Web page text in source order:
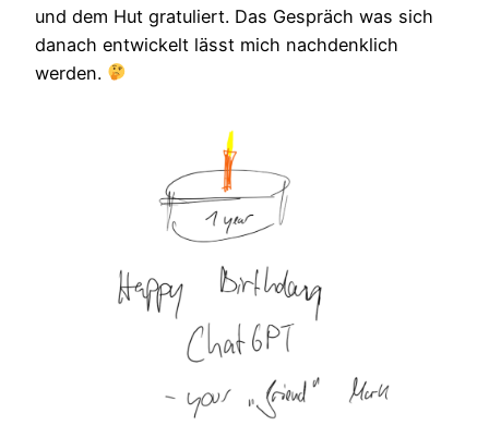
und dem Hut gratuliert. Das Gespräch was sich
danach entwickelt lässt mich nachdenklich
werden.